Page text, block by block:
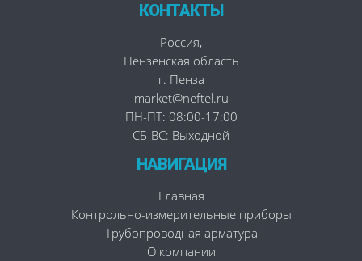
КОНТАКТЫ
Россия,
Пензенская область
г. Пенза
market@neftel.ru
ПН-ПТ: 08:00-17:00
СБ-ВС: Выходной
НАВИГАЦИЯ
Главная
Контрольно-измерительные приборы
Трубопроводная арматура
О компании